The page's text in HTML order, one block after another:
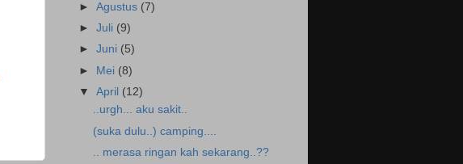
►Agustus (7)
►Juli (9)
►Juni (5)
► Mei (8)
▼April (12)
..urgh... aku sakit..
(suka dulu..) camping....
.. merasa ringan kah sekarang..??